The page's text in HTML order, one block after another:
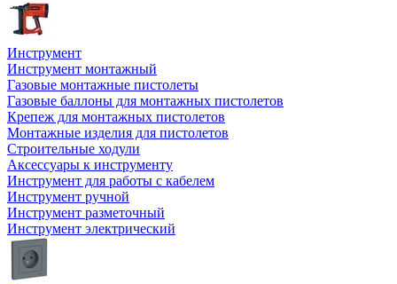
Инструмент
Инструмент монтажный
Газовые монтажные пистолеты
Газовые баллоны для монтажных пистолетов
Крепеж для монтажных пистолетов
Монтажные изделия для пистолетов
Строительные ходули
Аксессуары к инструменту
Инструмент для работы с кабелем
Инструмент ручной
Инструмент разметочный
Инструмент электрический